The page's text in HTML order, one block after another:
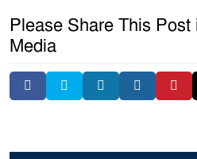
Please Share This
Media